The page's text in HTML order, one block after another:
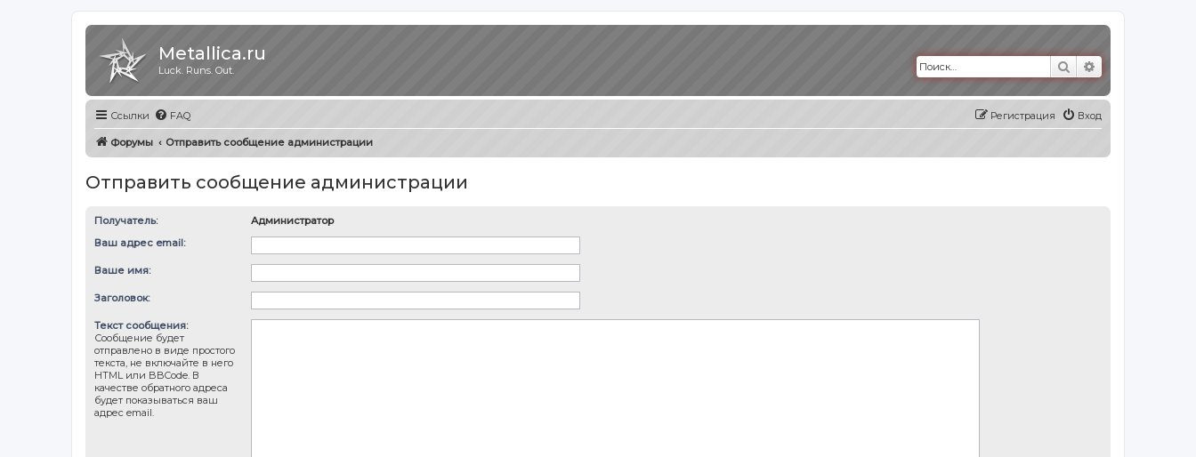
Metallica.ru
Luck. Runs. Out. Поиск
Ссылки FAQ Вход
Регистрация
Форумы Отправить сообщение администрации
Отправить сообщение администрации
Получатель:
Администратор
Ваш адрес email:
Ваше имя:
Заголовок:
Текст сообщения:
Сообщение будет
отправлено в виде простого
текста, не включайте в него
HTML или BBCode. В
качестве обратного адреса
будет показываться ваш
адрес email.